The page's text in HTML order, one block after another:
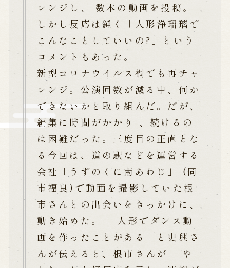
レンジし、 数本の動画を投稿。
しかし反応は鈍く「人形浄瑠璃で
こんなことしていいの?」という
コメントもあった。
新型コロナウイルス禍でも再チャ
レンジ。公演回数が減る中、何か
できないかと取り組んだ。だが、
編集に時間がかかり 、続けるの
は困難だった。三度目の正直とな
る今回は、道の駅などを運営する
会社「うずのくに南あわじ」 (同
市福良)で動画を撮影していた根
市さんとの出会いをきっかけに、
動き始めた。 「人形でダンス動
画を作ったことがある」と史興さ
んが伝えると、根市さんが 「や